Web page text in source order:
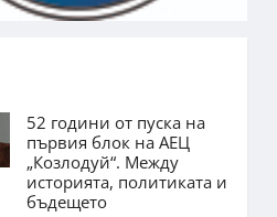
52 години от пуска на
първия блок на АЕЦ
„Козлодуй“. Между
историята, политиката и
бъдещето